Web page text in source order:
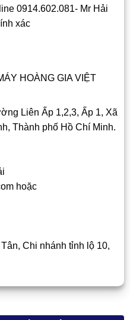
0914.602.081- Mr Hải
xác
HOÀNG GIA VIỆT
Liên Ấp 1,2,3, Ấp 1, Xã
Thành phố Hồ Chí Minh.
hoặc
Chi nhánh tỉnh lộ 10,